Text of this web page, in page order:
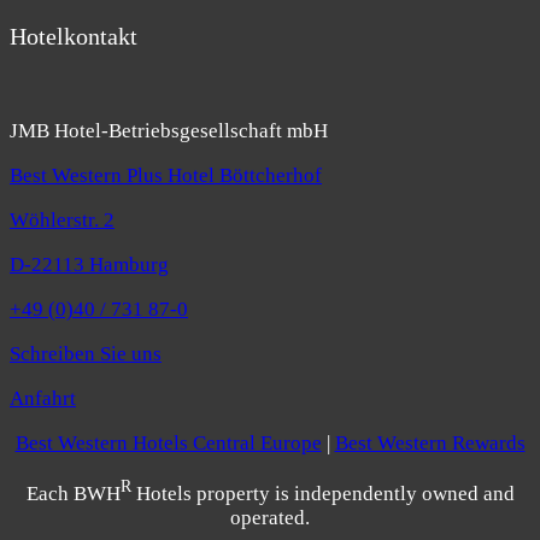
Hotelkontakt
JMB Hotel-Betriebsgesellschaft mbH
Best Western Plus Hotel Böttcherhof
Wöhlerstr. 2
D-22113 Hamburg
+49 (0)40 / 731 87-0
Schreiben Sie uns
Anfahrt
Best Western Hotels Central Europe | Best Western Rewards
Each BWHRHotels property is independently owned and
operated.